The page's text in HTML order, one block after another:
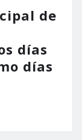
de
días
días